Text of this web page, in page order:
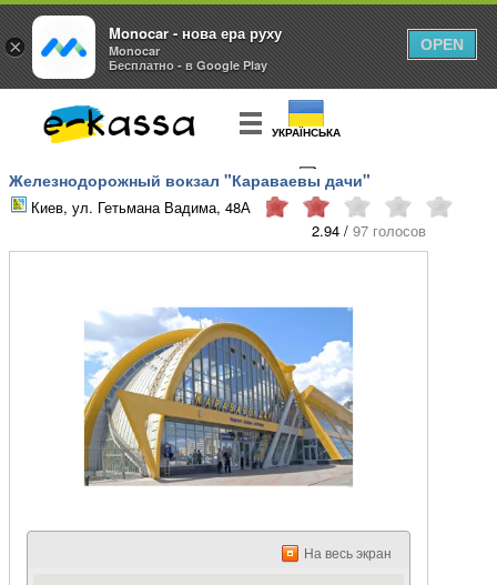
УКРАЇНСЬКА
КУПИТЬБИЛЕТ
Железнодорожный вокзал "Караваевы дачи"
2.94 / 97 голосов
Киев, ул. Гетьмана Вадима, 48А
На весь экран
×
Monocar - нова ера руху
Monocar
Бесплатно - в Google Play
OPEN